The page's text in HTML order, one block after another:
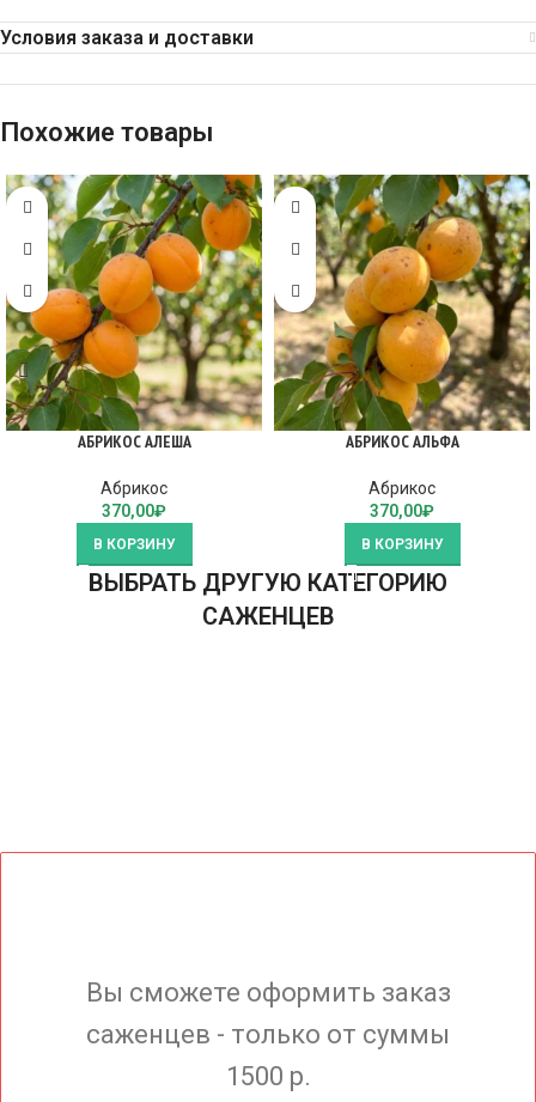
Условия заказа и доставки
Похожие товары
АБРИКОС АЛЕША
Абрикос
370,00₽
В КОРЗИНУ
АБРИКОС АЛЬФА
Абрикос
370,00₽
В КОРЗИНУ
ВЫБРАТЬ ДРУГУЮ КАТЕГОРИЮ
САЖЕНЦЕВ
Вы сможете оформить заказ
саженцев - только от суммы
1500 р.